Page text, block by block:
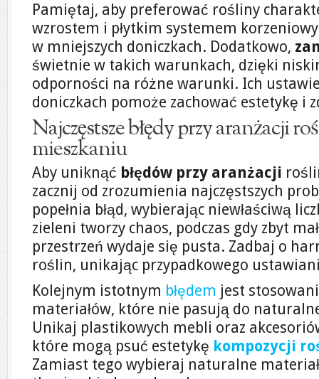
Pamiętaj, aby preferować rośliny
wzrostem i płytkim systemem
w mniejszych doniczkach. Dodatkowo,
świetnie w takich warunkach, dzięki
odporności na różne warunki. Ich
doniczkach pomoże zachować estetykę i
Najczęstsze błędy przy aranżacji
mieszkaniu
Aby uniknąć błędów przy aranżacji
zacznij od zrozumienia najczęstszych
popełnia błąd, wybierając niewłaściwą
zieleni tworzy chaos, podczas gdy zbyt
przestrzeń wydaje się pusta. Zadbaj o
roślin, unikając przypadkowego
Kolejnym istotnym błędem jest
materiałów, które nie pasują do
Unikaj plastikowych mebli oraz
które mogą psuć estetykę kompozycji
Zamiast tego wybieraj naturalne